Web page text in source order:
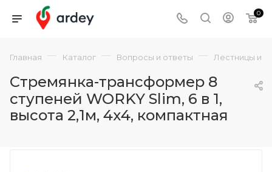
0
Главная — Каталог — Вопросы и ответы — Лестницы и
Стремянка-трансформер 8
ступеней WORKY Slim, 6 в 1,
высота 2,1м, 4х4, компактная